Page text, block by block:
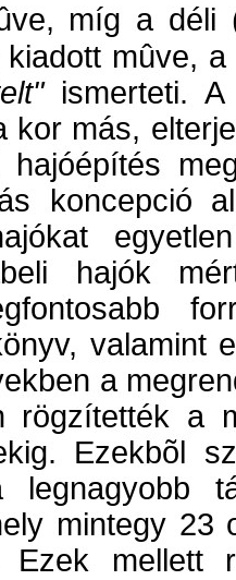
míg a déli
kiadott mûve, a
ismerteti. A
kor más,
koncepció
hajók
valamint
a
rögzítették a
Ezekbõl
mintegy 23
Ezek mellett